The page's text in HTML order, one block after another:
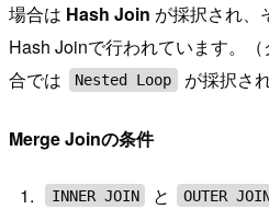
場合は Hash Join が採択され、
Hash Joinで行われています。
合では
Nested Loop が採択さ
Merge Joinの条件
INNER JOIN と OUTER